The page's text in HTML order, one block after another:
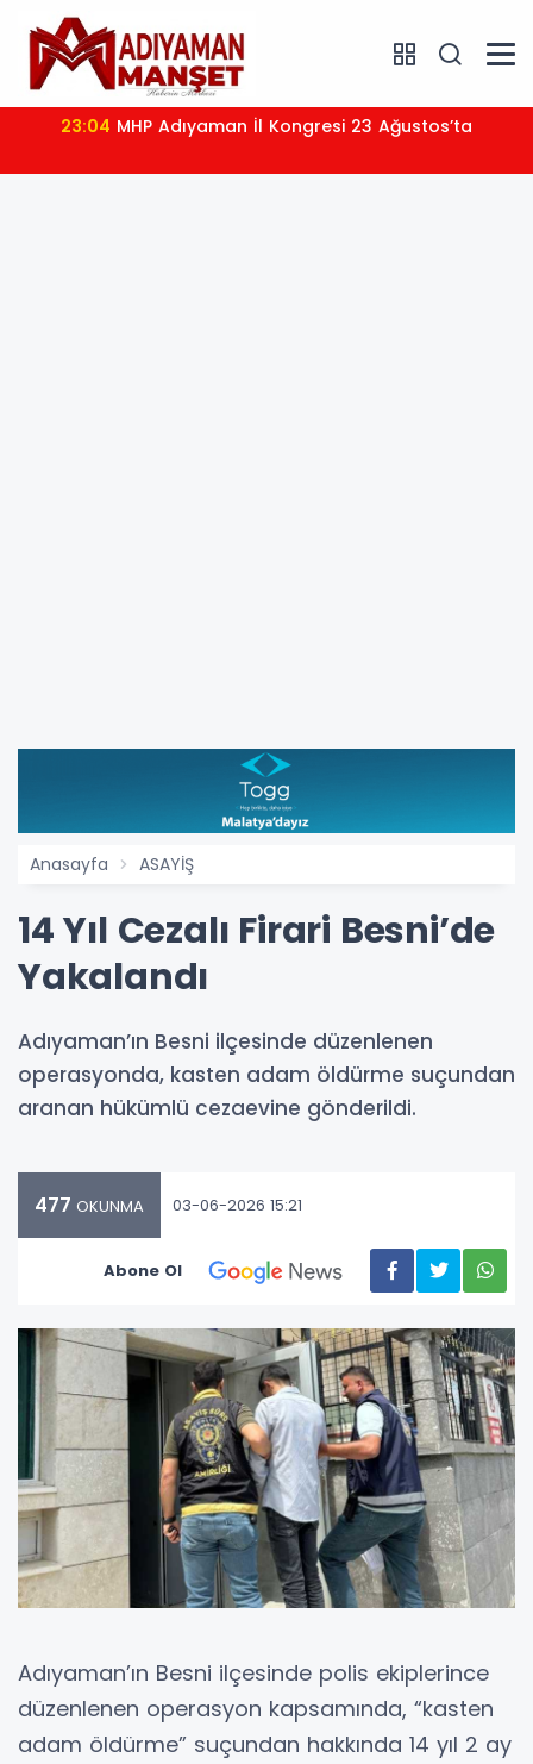
23:04 MHP Adıyaman İl Kongresi 23 Ağustos’ta
Anasayfa ASAYİŞ
14 Yıl Cezalı Firari Besni’de
Yakalandı
Adıyaman’ın Besni ilçesinde düzenlenen
operasyonda, kasten adam öldürme suçundan
aranan hükümlü cezaevine gönderildi.
477 OKUNMA 03-06-2026 15:21
Abone Ol
Adıyaman’ın Besni ilçesinde polis ekiplerince
düzenlenen operasyon kapsamında, “kasten
adam öldürme” suçundan hakkında 14 yıl 2 ay